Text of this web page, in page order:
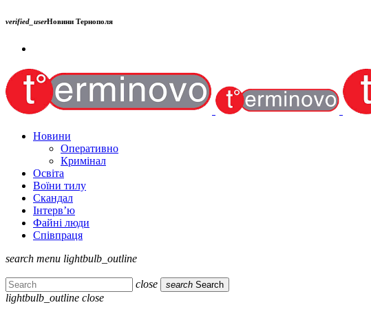
verified_userНовини Тернополя
Новини
Оперативно
Кримінал
Освіта
Воїни тилу
Скандал
Інтерв’ю
Файні люди
Співпраця
search menu lightbulb_outline
close search Search
lightbulb_outline close